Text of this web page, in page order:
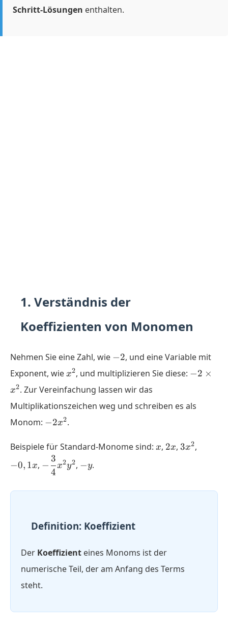
Schritt-Lösungen enthalten.
1. Verständnis der
Koeffizienten von Monomen
Nehmen Sie eine Zahl, wie -2
−2, und eine Variable mit
Exponent, wie x^2
x2, und multiplizieren Sie diese: -2
−2 ×
x2. Zur Vereinfachung lassen wir das
Multiplikationszeichen weg und schreiben es als
Monom: -2x^2
−2x2.
Beispiele für Standard-Monome sind: x
x, 2x
2x, 3x^2
3x2,
−0, 1x,
-\dfrac{3}
{4}x^2y^2
−
4
3
x2y2, −y.
Definition: Koeffizient
Der Koeffizient eines Monoms ist der
numerische Teil, der am Anfang des Terms
steht.